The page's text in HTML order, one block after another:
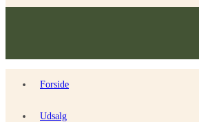
Forside
Udsalg